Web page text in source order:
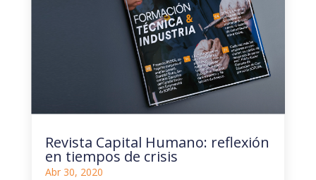
Revista Capital Humano: reflexión
en tiempos de crisis
Abr 30, 2020